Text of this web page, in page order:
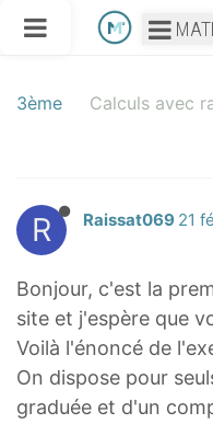
3ème Calculs avec
R Raissat069 21
Bonjour, c'est la
site et j'espère que
Voilà l'énoncé de
On dispose pour
graduée et d'un